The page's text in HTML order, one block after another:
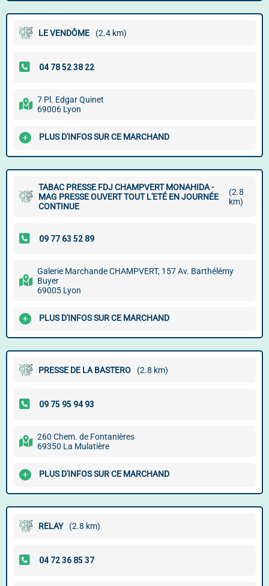
LE VENDÔME (2.4 km)
7 Pl. Edgar Quinet
69006 Lyon
PLUS D'INFOS SUR CE MARCHAND
TABAC PRESSE FDJ CHAMPVERT MONAHIDA -
MAG PRESSE OUVERT TOUT L'ETÉ EN JOURNÉE
CONTINUE
(2.8
km)
Galerie Marchande CHAMPVERT, 157 Av. Barthélémy
Buyer
69005 Lyon
PLUS D'INFOS SUR CE MARCHAND
PRESSE DE LA BASTERO (2.8 km)
260 Chem. de Fontanières
69350 La Mulatière
PLUS D'INFOS SUR CE MARCHAND
RELAY (2.8 km)